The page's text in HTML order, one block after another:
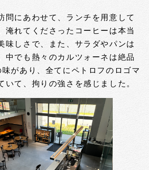
にあわせて、ランチを用意して
淹れてくださったコーヒーは本当
味しさで、また、サラダやパンは
中でも熱々のカルツォーネは絶品
があり、全てにペトロフのロゴマ
いて、拘りの強さを感じました。